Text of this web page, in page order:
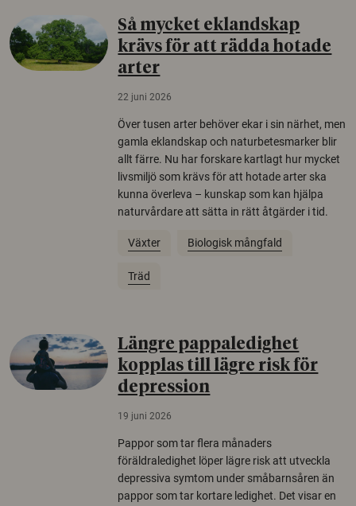
Så mycket eklandskap
krävs för att rädda hotade
arter
22 juni 2026
Över tusen arter behöver ekar i sin närhet, men
gamla eklandskap och naturbetesmarker blir
allt färre. Nu har forskare kartlagt hur mycket
livsmiljö som krävs för att hotade arter ska
kunna överleva – kunskap som kan hjälpa
naturvårdare att sätta in rätt åtgärder i tid.
Växter Biologisk mångfald
Träd
Längre pappaledighet
kopplas till lägre risk för
depression
19 juni 2026
Pappor som tar flera månaders
föräldraledighet löper lägre risk att utveckla
depressiva symtom under småbarnsåren än
pappor som tar kortare ledighet. Det visar en